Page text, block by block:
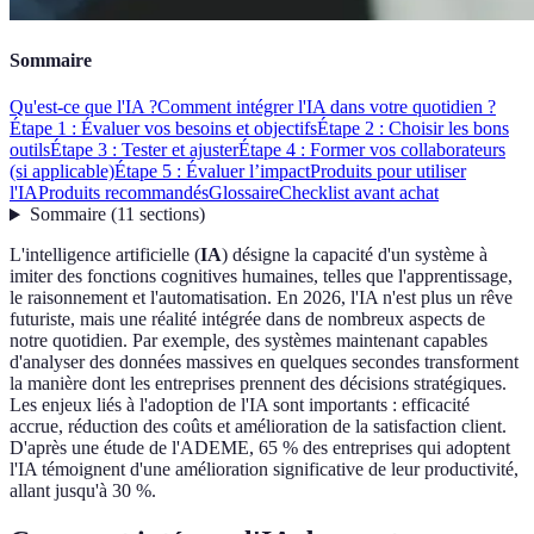
Sommaire
Qu'est-ce que l'IA ?Comment intégrer l'IA dans votre quotidien ?
Étape 1 : Évaluer vos besoins et objectifsÉtape 2 : Choisir les bons
outilsÉtape 3 : Tester et ajusterÉtape 4 : Former vos collaborateurs
(si applicable)Étape 5 : Évaluer l’impactProduits pour utiliser
l'IAProduits recommandésGlossaireChecklist avant achat
Sommaire(11 sections)
L'intelligence artificielle (IA) désigne la capacité d'un système à
imiter des fonctions cognitives humaines, telles que l'apprentissage,
le raisonnement et l'automatisation. En 2026, l'IA n'est plus un rêve
futuriste, mais une réalité intégrée dans de nombreux aspects de
notre quotidien. Par exemple, des systèmes maintenant capables
d'analyser des données massives en quelques secondes transforment
la manière dont les entreprises prennent des décisions stratégiques.
Les enjeux liés à l'adoption de l'IA sont importants : efficacité
accrue, réduction des coûts et amélioration de la satisfaction client.
D'après une étude de l'ADEME, 65 % des entreprises qui adoptent
l'IA témoignent d'une amélioration significative de leur productivité,
allant jusqu'à 30 %.